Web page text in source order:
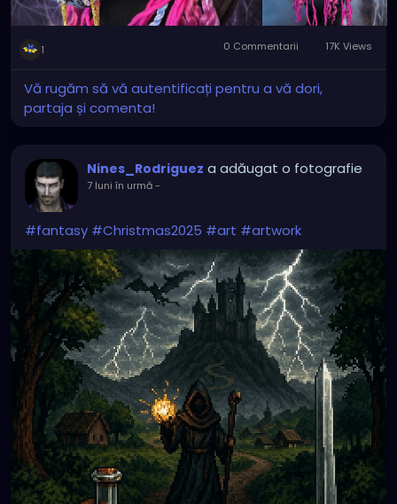
1 0 Commentarii 17K Views
Vă rugăm să vă autentificați pentru a vă dori,
partaja și comenta!
Nines_Rodriguez a adăugat o fotografie
7 luni în urmă-
#fantasy #Christmas2025 #art #artwork